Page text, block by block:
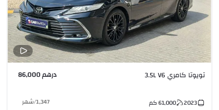
تويوتا كامري 3.5L V6 درهم 86,000
2023
61,000كم 1,347
/شهر